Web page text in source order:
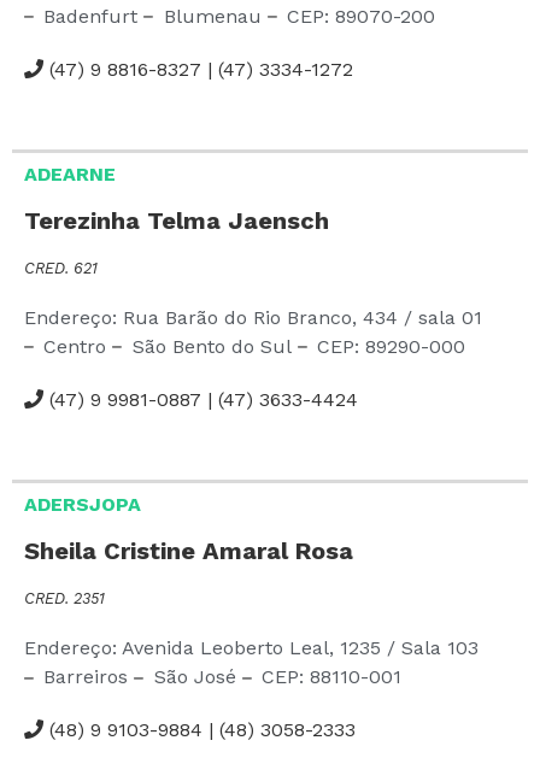
Badenfurt
Blumenau CEP: 89070-200
(47) 9 8816-8327 | (47) 3334-1272
ADEARNE
Terezinha Telma Jaensch
CRED. 621
Endereço: Rua Barão do Rio Branco, 434 / sala 01
Centro
São Bento do Sul CEP: 89290-000
(47) 9 9981-0887 | (47) 3633-4424
ADERSJOPA
Sheila Cristine Amaral Rosa
CRED. 2351
Endereço: Avenida Leoberto Leal, 1235 / Sala 103
Barreiros
São José CEP: 88110-001
(48) 9 9103-9884 | (48) 3058-2333